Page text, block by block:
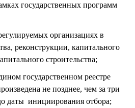
государственных программ
организациях в
реконструкции, капитального
строительства;
государственном реестре
не позднее, чем за три
даты инициирования отбора;